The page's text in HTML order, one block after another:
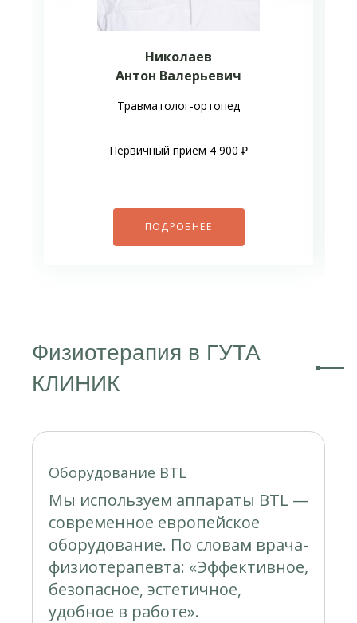
Николаев
Антон Валерьевич
Травматолог-ортопед
Первичный прием 4 900 ₽
ПОДРОБНЕЕ
Физиотерапия в ГУТА
КЛИНИК
Оборудование BTL
Мы используем аппараты BTL —
современное европейское
оборудование. По словам врача-
физиотерапевта: «Эффективное,
безопасное, эстетичное,
удобное в работе».